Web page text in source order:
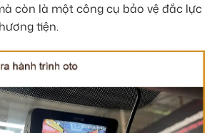
còn là một công cụ bảo vệ đắc lực
tiện.